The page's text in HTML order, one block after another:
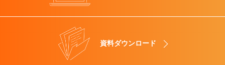
資料ダウンロード